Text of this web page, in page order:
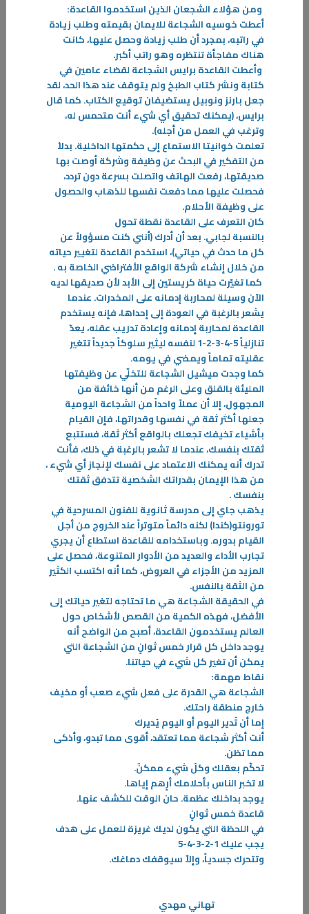
المثابر ( تيم س. غروفر)
كل شيء في هذا الكتاب يتعلّق بالرفع من مستوى التميّز الخاص بك، والذهاب
إلى أبعد ممّا تعرفه أو تفكر فيه، أبعد ممّا حاول أيّ شخص تعليمك.
كيف تقطع علاقتك بهاتفك
الهواتف الذكية نفسها ليست المشكلة . المشكلة هي علاقتنا بها . على الرغم
من كل شيء هناك الكثير من الأسباب لكي نحب هواتفنا الذكية
سيكولوجية اللوم د. يوسف قطامي أ. طارق قطامي
لقد أثارت فرضية الدكتور ألبرت إليس الطبيب النفسي الأمريكي في ( أن
ومن هؤلاء الشجعان الذين استخدموا القاعدة:
أعطت خوسيه الشجاعة للايمان بقيمته وطلب زيادة
في راتبه، بمجرد أن طلب زيادة وحصل عليها، كانت
هناك مفاجأة تنتظره وهو راتب أكبر.
وأعطت القاعدة برايس الشجاعة لقضاء عامين في
كتابة ونشر كتاب الطبخ ولم يتوقف عند هذا الحد، لقد
جعل بارنز ونوبيل يستضيفان توقيع الكتاب. كما قال
برايس، (يمكنك تحقيق أي شيء أنت متحمس له،
وترغب في العمل من أجله).
تعلمت خوانيتا الاستماع إلى حكمتها الداخلية. بدلاُ
من التفكير في البحث عن وظيفة وشركة أوصت بها
صديقتها، رفعت الهاتف واتصلت بسرعة دون تردد،
فحصلت عليها مما دفعت نفسها للذهاب والحصول
على وظيفة الأحلام.
كان التعرف على القاعدة نقطة تحول
بالنسبة لجابي. بعد أن أدرك (أنني كنت مسؤولاً عن
كل ما حدث في حياتي)، استخدم القاعدة لتغيير حياته
من خلال إنشاء شركة الواقع الأفتراضي الخاصة به.
كما تغيّرت حياة كريستينإلى الأبد لأن صديقها لديه
الآن وسيلة لمحاربة إدمانه على المخدرات. عندما
يشعر بالرغبة في العودة إلى إحداها، فإنه يستخدم
القاعدة لمحاربة إدمانه وإعادة تدريب عقله، يعدّ
تنازلياً 5-4-3-2-1 لنفسه ليثير سلوكاً جديداً تتغير
عقليته تماماً ويمضي في يومه.
كما وجدت ميشيل الشجاعة للتخلّي عن وظيفتها
المليئة بالقلق وعلى الرغم من أنها خائفة من
المجهول، إلا أن عملاً واحداً من الشجاعة اليومية
جعلها أكثر ثقة في نفسها وقدراتها، فإن القيام
بأشياء تخيفك تجعلك بالواقع أكثر ثقة، فستتبع
ثقتك بنفسك، عندما لا تشعر بالرغبة في ذلك، فأنت
تدرك أنه يمكنك الاعتماد على نفسك لإنجاز أي شيء ،
من هذا الإيمان بقدراتك الشخصية تتدفق ثقتك
بنفسك.
يذهب جايإلى مدرسة ثانوية للفنون المسرحية في
تورونتو(كندا) لكنه دائماً متوتراً عند الخروج من أجل
القيام بدوره. وباستخدامه للقاعدة استطاع أن يجري
تجارب الأداء والعديد من الأدوار المتنوعة، فحصل على
المزيد من الأجزاء في العروض، كما أنه اكتسب الكثير
من الثقة بالنفس.
في الحقيقة الشجاعة هي ما تحتاجه لتغير حياتك إلى
الأفضل، فهذه الكمية من القصص لأشخاص حول
العالم يستخدمون القاعدة، أصبح من الواضح أنه
يوجد داخل كل قرار خمس ثوانٍ من الشجاعة التي
يمكن أن تغير كل شيء في حياتنا.
نقاط مهمة:
الشجاعة هي القدرة على فعل شيء صعب أو مخيف
خارج منطقة راحتك.
إما أن تُدير اليوم أو اليوم يُديرك
أنت أكثر شجاعة مما تعتقد، أقوى مما تبدو، وأذكى
مما تظن.
تحكّم بعقلك وكلٌ شيء ممكنٌ.
لا تخبر الناس بأحلامك أرٍهم إياها.
يوجد بداخلك عظمة. حان الوقت للكشف عنها.
قاعدة خمس ثوانٍ
في اللحظة التي يكون لديك غريزة للعمل على هدف
يجب عليك 1-2-3-4-5
وتتحرك جسدياً، وإلاّ سيوقفك دماغك.
تهاني مهدي